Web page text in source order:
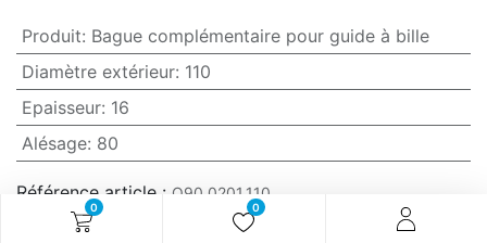
0 0
Produit: Bague complémentaire pour guide à bille
Diamètre extérieur: 110
Epaisseur: 16
Alésage: 80
Référence article : O90.0201.110